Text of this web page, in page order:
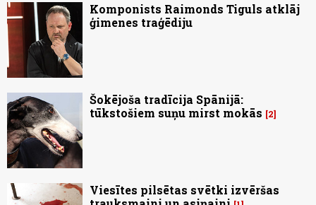
Komponists Raimonds Tiguls atklāj
ģimenes traģēdiju
Šokējoša tradīcija Spānijā:
tūkstošiem suņu mirst mokās
2
Viesītes pilsētas svētki izvēršas